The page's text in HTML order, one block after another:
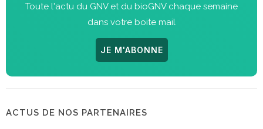
Toute l'actu du GNV et du bioGNV chaque semaine
dans votre boite mail
JE M'ABONNE
ACTUS DE NOS PARTENAIRES